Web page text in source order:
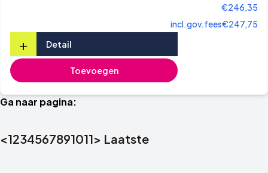
€246,35
incl.gov.fees€247,75
+ Detail
Toevoegen
Ga naar pagina:
<1234567891011> Laatste